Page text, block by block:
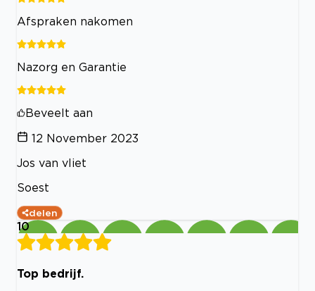
Afspraken nakomen
Nazorg en Garantie
Beveelt aan
12 November 2023
Jos van vliet
Soest
delen
10
Top bedrijf.